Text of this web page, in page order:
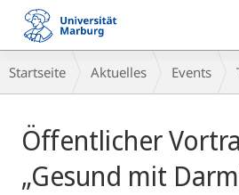
Mobile-
Navigation
Breadcrumb-
Navigation
Startseite Aktuelles Events
Öffentlicher
„Gesund mit